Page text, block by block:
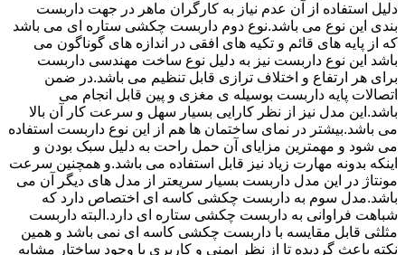
دلیل استفاده از آن عدم نیاز به کارگران ماهر در جهت داربست
بندی این نوع می باشد.نوع دوم داربست چکشی ستاره ای می باشد
که از پایه های قائم و تکیه های افقی در اندازه های گوناگون می
باشد این نوع داربست نیز به دلیل نوع ساخت مهندسی داربست
برای هر ارتفاع و اختلاف ترازی قابل تنظیم می باشد.در ضمن
اتصالات پایه داربست بوسیله ی مغزی و پین قابل انجام می
باشد.این مدل نیز از نظر کارایی بسیار سهل و سرعت کار آن بالا
می باشد.بیشتر در نمای ساختمان ها هم از این نوع داربست استفاده
می شود و مهمترین مزایای آن حمل راحت به دلیل سبک بودن و
اینکه بدونه مهارت زیاد نیز قابل استفاده می باشد.و همچنین سرعت
مونتاژ در این مدل داربست بسیار سریعتر از مدل های دیگر آن می
باشد.مدل سوم به داربست چکشی کاسه ای اختصاص دارد که
شباهت فراوانی به داربست چکشی ستاره ای دارد.البته داربست
مثلثی قابل مقایسه با داربست چکشی کاسه ای نمی باشد و همین
نکته باعث گردیده تا از نظر ایمنی و کاربری با وجود ساختار مشابه